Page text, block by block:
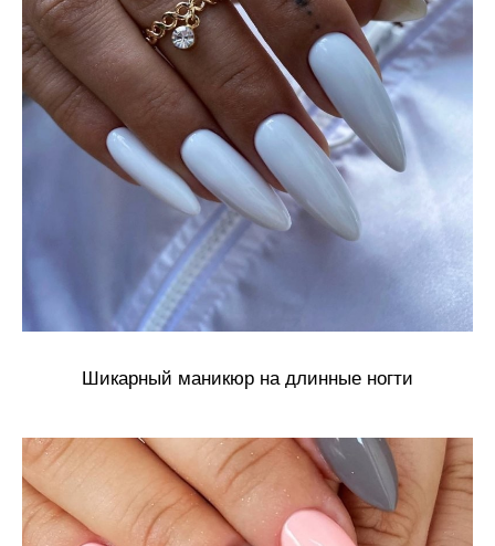
Шикарный маникюр на длинные ногти